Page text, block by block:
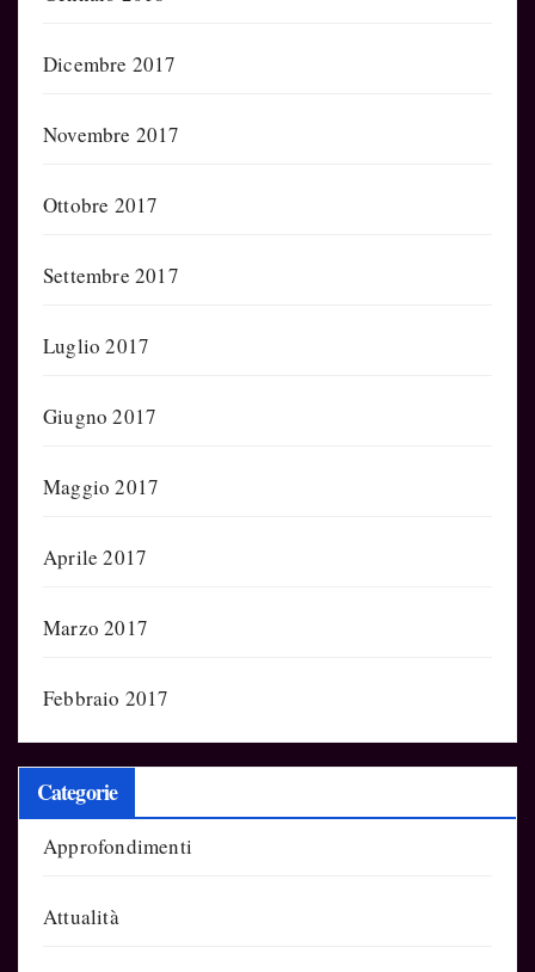
Dicembre 2017
Novembre 2017
Ottobre 2017
Settembre 2017
Luglio 2017
Giugno 2017
Maggio 2017
Aprile 2017
Marzo 2017
Febbraio 2017
Categorie
Approfondimenti
Attualità